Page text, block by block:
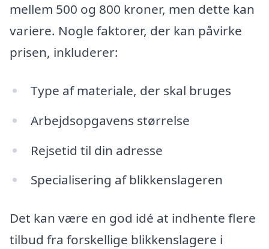
mellem 500 og 800 kroner, men dette kan
variere. Nogle faktorer, der kan påvirke
prisen, inkluderer:
Type af materiale, der skal bruges
Arbejdsopgavens størrelse
Rejsetid til din adresse
Specialisering af blikkenslageren
Det kan være en god idé at indhente flere
tilbud fra forskellige blikkenslagere i